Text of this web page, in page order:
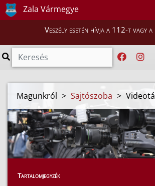
Zala Vármegye
Veszély esetén hívja a 112-t vagy
Magunkról > Sajtószoba >
Tartalomjegyzék